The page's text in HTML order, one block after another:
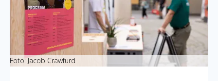
Foto: Jacob Crawfurd